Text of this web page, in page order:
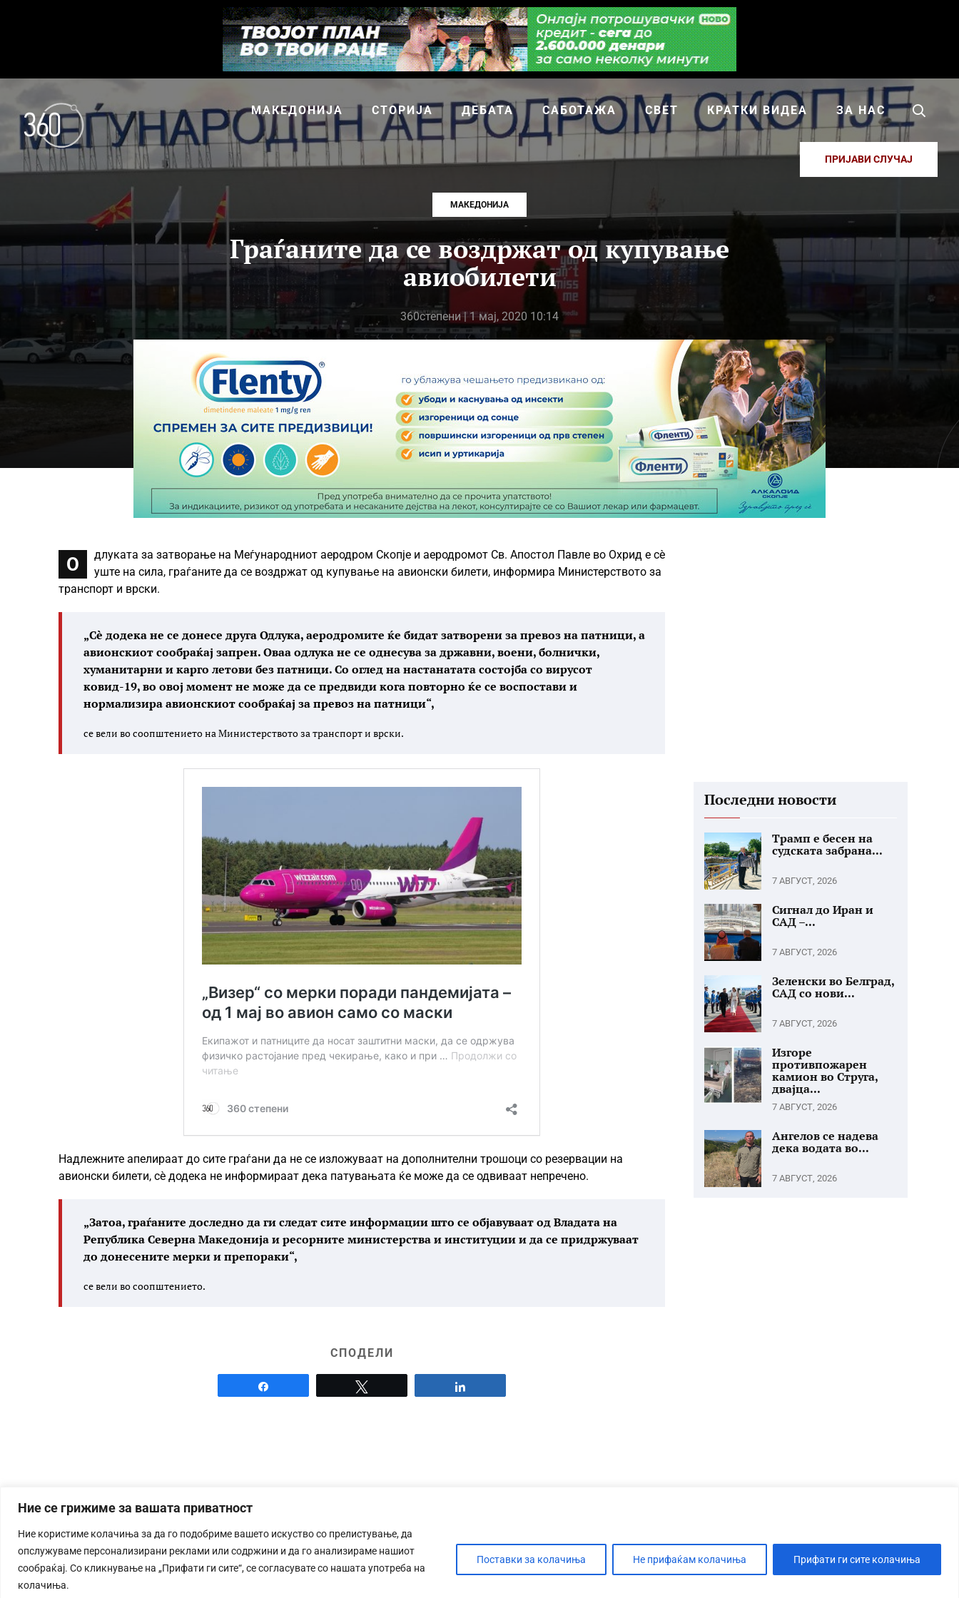
Ние се грижиме за вашата приватност
Ние користиме колачиња за да го подобриме вашето искуство со прелистување, да
опслужуваме персонализирани реклами или содржини и да го анализираме нашиот
сообраќај. Со кликнување на „Прифати ги сите“, се согласувате со нашата употреба на
колачиња.
Поставки за колачиња Не прифаќам колачиња Прифати ги сите колачиња
МАКЕДОНИЈА СТОРИЈА ДЕБАТА САБОТАЖА СВЕТ КРАТКИ ВИДЕА ЗА НАС
ПРИЈАВИ СЛУЧАЈ
МАКЕДОНИЈА
Граѓаните да се воздржат од купување
авиобилети
360степени| 1 мај, 2020 10:14
О
длуката за затворање на Меѓународниот аеродром Скопје и аеродромот Св. Апостол Павле во Охрид е сè
уште на сила, граѓаните да се воздржат од купување на авионски билети, информира Министерството за
транспорт и врски.
„Сè додека не се донесе друга Одлука, аеродромите ќе бидат затворени за превоз на патници, а
авионскиот сообраќај запрен. Оваа одлука не се однесува за државни, воени, болнички,
хуманитарни и карго летови без патници. Со оглед на настанатата состојба со вирусот
ковид-19, во овој момент не може да се предвиди кога повторно ќе се воспостави и
нормализира авионскиот сообраќај за превоз на патници“,
се вели во соопштението на Министерството за транспорт и врски.
Надлежните апелираат до сите граѓани да не се изложуваат на дополнителни трошоци со резервации на
авионски билети, сè додека не информираат дека патувањата ќе може да се одвиваат непречено.
„Затоа, граѓаните доследно да ги следат сите информации што се објавуваат од Владата на
Република Северна Македонија и ресорните министерства и институции и да се придржуваат
до донесените мерки и препораки“,
се вели во соопштението.
СПОДЕЛИ
Последни новости
Трамп е бесен на
судската забрана...
7 АВГУСТ, 2026
Сигнал до Иран и
САД –...
7 АВГУСТ, 2026
Зеленски во Белград,
САД со нови...
7 АВГУСТ, 2026
Изгоре
противпожарен
камион во Струга,
двајца...
7 АВГУСТ, 2026
Ангелов се надева
дека водата во...
7 АВГУСТ, 2026